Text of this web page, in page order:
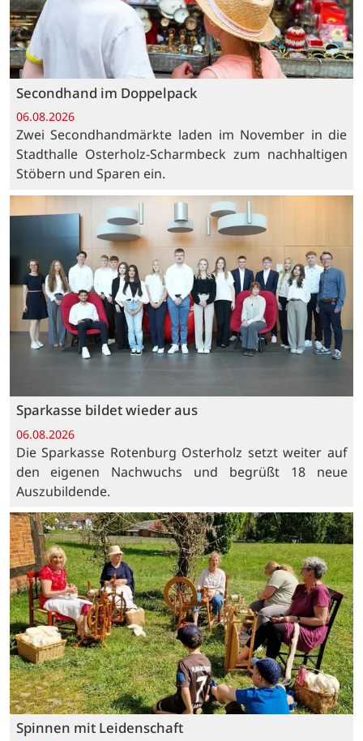
Secondhand im Doppelpack
06.08.2026
Zwei Secondhandmärkte laden im November in die
Stadthalle Osterholz-Scharmbeck zum nachhaltigen
Stöbern und Sparen ein.
Sparkasse bildet wieder aus
06.08.2026
Die Sparkasse Rotenburg Osterholz setzt weiter auf
den eigenen Nachwuchs und begrüßt 18 neue
Auszubildende.
Spinnen mit Leidenschaft